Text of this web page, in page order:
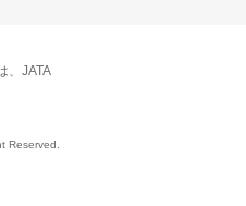
、JATA
Reserved.